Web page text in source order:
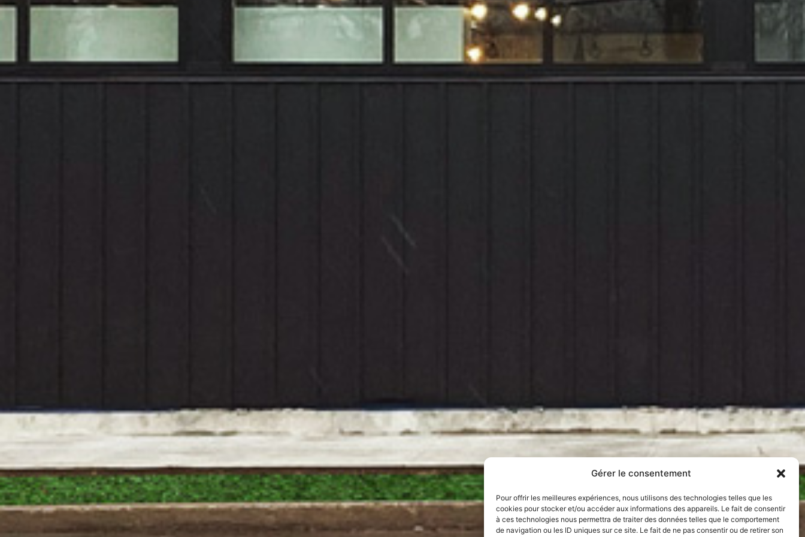
Gérer le consentement
Pour offrir les meilleures expériences, nous utilisons des technologies telles que les
cookies pour stocker et/ou accéder aux informations des appareils. Le fait de consentir
à ces technologies nous permettra de traiter des données telles que le comportement
de navigation ou les ID uniques sur ce site. Le fait de ne pas consentir ou de retirer son